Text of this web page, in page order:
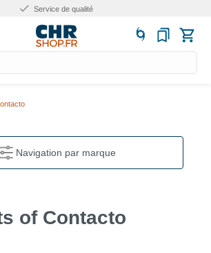
Service de qualité
Navigation par marque
of Contacto